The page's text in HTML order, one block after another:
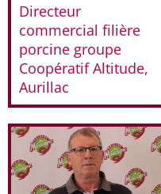
Directeur
commercial filière
porcine groupe
Coopératif Altitude,
Aurillac